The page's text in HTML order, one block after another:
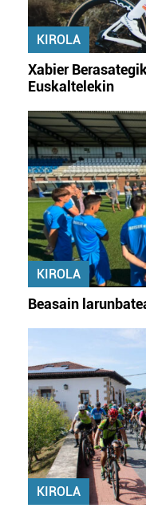
KIROLA
Xabier
Euskaltelekin
KIROLA
Beasain
KIROLA